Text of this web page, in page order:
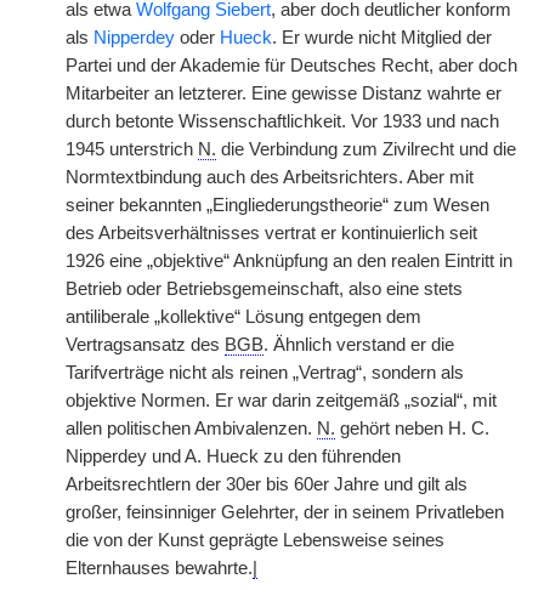
als etwa Wolfgang Siebert, aber doch deutlicher konform
als Nipperdey oder Hueck. Er wurde nicht Mitglied der
Partei und der Akademie für Deutsches Recht, aber doch
Mitarbeiter an letzterer. Eine gewisse Distanz wahrte er
durch betonte Wissenschaftlichkeit. Vor 1933 und nach
1945 unterstrich N. die Verbindung zum Zivilrecht und die
Normtextbindung auch des Arbeitsrichters. Aber mit
seiner bekannten „Eingliederungstheorie“ zum Wesen
des Arbeitsverhältnisses vertrat er kontinuierlich seit
1926 eine „objektive“ Anknüpfung an den realen Eintritt in
Betrieb oder Betriebsgemeinschaft, also eine stets
antiliberale „kollektive“ Lösung entgegen dem
Vertragsansatz des BGB. Ähnlich verstand er die
Tarifverträge nicht als reinen „Vertrag“, sondern als
objektive Normen. Er war darin zeitgemäß „sozial“, mit
allen politischen Ambivalenzen. N. gehört neben H. C.
Nipperdey und A. Hueck zu den führenden
Arbeitsrechtlern der 30er bis 60er Jahre und gilt als
großer, feinsinniger Gelehrter, der in seinem Privatleben
die von der Kunst geprägte Lebensweise seines
Elternhauses bewahrte.